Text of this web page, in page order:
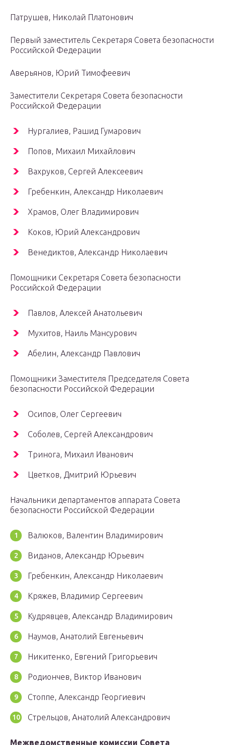
Патрушев, Николай Платонович
Первый заместитель Секретаря Совета безопасности
Российской Федерации
Аверьянов, Юрий Тимофеевич
Заместители Секретаря Совета безопасности
Российской Федерации
Нургалиев, Рашид Гумарович
Попов, Михаил Михайлович
Вахруков, Сергей Алексеевич
Гребенкин, Александр Николаевич
Храмов, Олег Владимирович
Коков, Юрий Александрович
Венедиктов, Александр Николаевич
Помощники Секретаря Совета безопасности
Российской Федерации
Павлов, Алексей Анатольевич
Мухитов, Наиль Мансурович
Абелин, Александр Павлович
Помощники Заместителя Председателя Совета
безопасности Российской Федерации
Осипов, Олег Сергеевич
Соболев, Сергей Александрович
Тринога, Михаил Иванович
Цветков, Дмитрий Юрьевич
Начальники департаментов аппарата Совета
безопасности Российской Федерации
Валюков, Валентин Владимирович
Виданов, Александр Юрьевич
Гребенкин, Александр Николаевич
Кряжев, Владимир Сергеевич
Кудрявцев, Александр Владимирович
Наумов, Анатолий Евгеньевич
Никитенко, Евгений Григорьевич
Родиончев, Виктор Иванович
Стоппе, Александр Георгиевич
Стрельцов, Анатолий Александрович
Межведомственные комиссии Совета